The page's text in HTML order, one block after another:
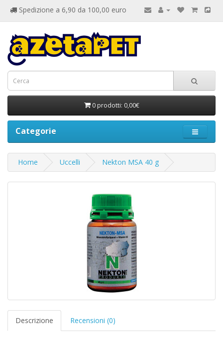
Spedizione a 6,90 da 100,00 euro
0 prodotti: 0,00€
Categorie
Home Uccelli Nekton MSA 40 g
Descrizione Recensioni (0)